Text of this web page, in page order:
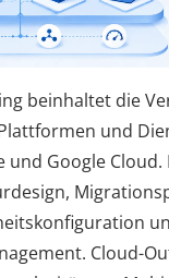
beinhaltet die
und
und Google Cloud.
Cloud-